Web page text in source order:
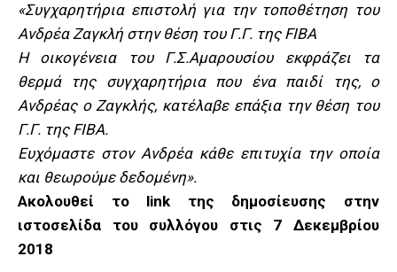
«Συγχαρητήρια επιστολή για την τοποθέτηση του
Ανδρέα Ζαγκλή στην θέση του Γ.Γ. της FIBA
Η οικογένεια του Γ.Σ.Αμαρουσίου εκφράζει τα
θερμά της συγχαρητήρια που ένα παιδί της, ο
Ανδρέας ο Ζαγκλής, κατέλαβε επάξια την θέση του
Γ.Γ. της FIBA.
Ευχόμαστε στον Ανδρέα κάθε επιτυχία την οποία
και θεωρούμε δεδομένη».
Ακολουθεί το link της δημοσίευσης στην
ιστοσελίδα του συλλόγου στις 7 Δεκεμβρίου
2018